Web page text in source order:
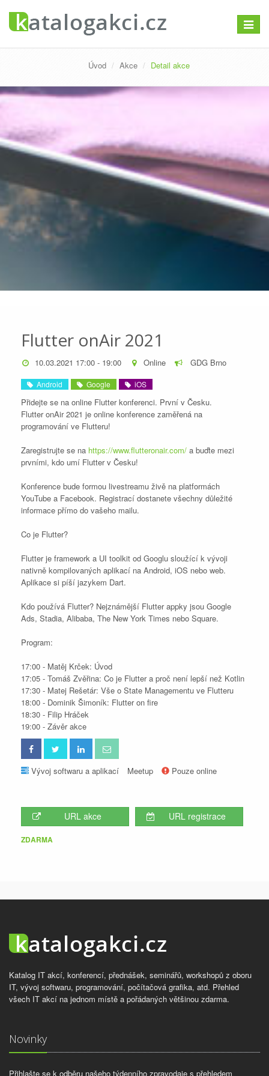
Úvod Akce Detail akce
Flutter onAir 2021
10.03.2021 17:00 - 19:00 Online GDG Brno
Android Google iOS
Přidejte se na online Flutter konferenci. První v Česku.
Flutter onAir 2021 je online konference zaměřená na
programování ve Flutteru!
Zaregistrujte se na https://www.flutteronair.com/ a buďte mezi
prvními, kdo umí Flutter v Česku!
Konference bude formou livestreamu živě na platformách
YouTube a Facebook. Registrací dostanete všechny důležité
informace přímo do vašeho mailu.
Co je Flutter?
Flutter je framework a UI toolkit od Googlu sloužící k vývoji
nativně kompilovaných aplikací na Android, iOS nebo web.
Aplikace si píší jazykem Dart.
Kdo používá Flutter? Nejznámější Flutter appky jsou Google
Ads, Stadia, Alibaba, The New York Times nebo Square.
Program:
17:00 - Matěj Krček: Úvod
17:05 - Tomáš Zvěřina: Co je Flutter a proč není lepší než Kotlin
17:30 - Matej Rešetár: Vše o State Managementu ve Flutteru
18:00 - Dominik Šimoník: Flutter on fire
18:30 - Filip Hráček
19:00 - Závěr akce
Vývoj softwaru a aplikací Meetup Pouze online
URL akce URL registrace
ZDARMA
Katalog IT akcí, konferencí, přednášek, seminářů, workshopů z oboru
IT, vývoj softwaru, programování, počítačová grafika, atd. Přehled
všech IT akcí na jednom místě a pořádaných většinou zdarma.
Novinky
Přihlašte se k odběru našeho týdenního zpravodaje s přehledem